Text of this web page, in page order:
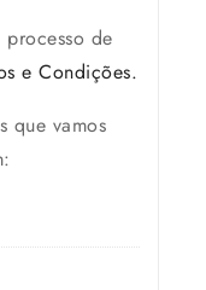
de
e Condições.
que vamos